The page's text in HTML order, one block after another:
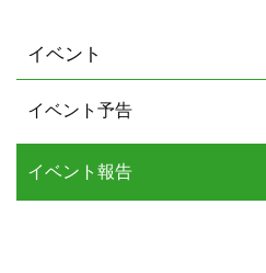
イベント
イベント予告
イベント報告